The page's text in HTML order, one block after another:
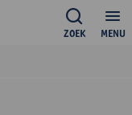
MENU
ZOEK